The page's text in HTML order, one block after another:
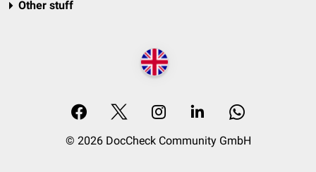
Other stuff
© 2026 DocCheck Community GmbH